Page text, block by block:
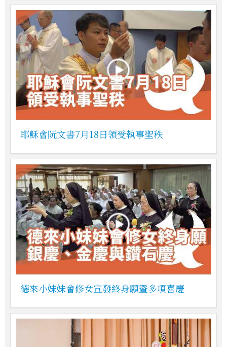
耶穌會阮文書7月18日領受執事聖秩
德來小妹妹會修女宣發終身願暨多項喜慶